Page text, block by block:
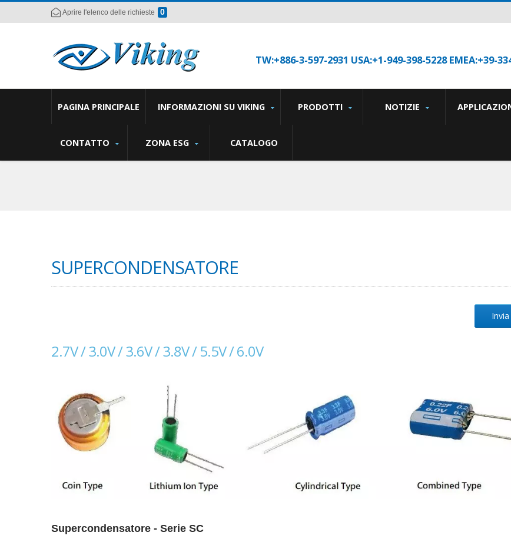
Aprire l'elenco delle richieste 0
TW:+886-3-597-2931 USA:+1-949-398-5228 EMEA:+39-
PAGINA PRINCIPALE INFORMAZIONI SU VIKING PRODOTTI NOTIZIE
CONTATTO ZONA ESG CATALOGO
SUPERCONDENSATORE
2.7V / 3.0V / 3.6V / 3.8V / 5.5V / 6.0V
Supercondensatore - Serie SC